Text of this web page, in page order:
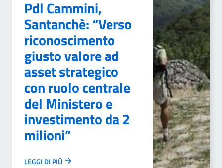
Pdl Cammini,
Santanchè: “Verso
riconoscimento
giusto valore ad
asset strategico
con ruolo centrale
del Ministero e
investimento da 2
milioni”
LEGGI DI PIÙ